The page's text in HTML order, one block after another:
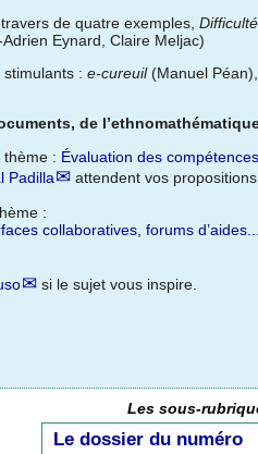
de quatre exemples,
Eynard, Claire Meljac)
: e-cureuil(Manuel
de
: Évaluation des
Padilla attendent vos
:
collaboratives, forums
si le sujet vous inspire.
Les sous-
Le dossier du numéro